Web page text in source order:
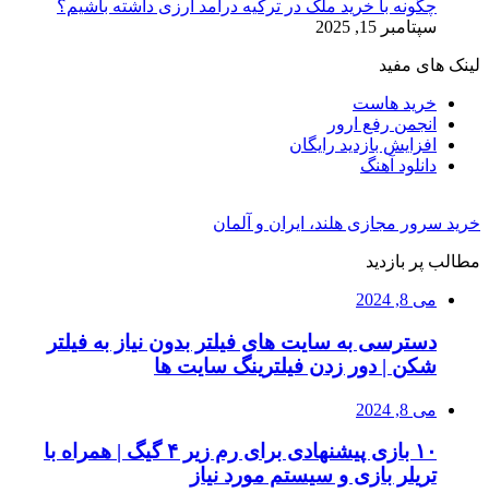
چگونه با خرید ملک در ترکیه درآمد ارزی داشته باشیم؟
سپتامبر 15, 2025
لینک های مفید
خرید هاست
انجمن رفع ارور
افزایش بازدید رایگان
دانلود آهنگ
خرید سرور مجازی هلند، ایران و آلمان
مطالب پر بازدید
می 8, 2024
دسترسی به سایت های فیلتر بدون نیاز به فیلتر
شکن | دور زدن فیلترینگ سایت ها
می 8, 2024
۱۰ بازی پیشنهادی برای رم زیر ۴ گیگ | همراه با
تریلر بازی و سیستم مورد نیاز